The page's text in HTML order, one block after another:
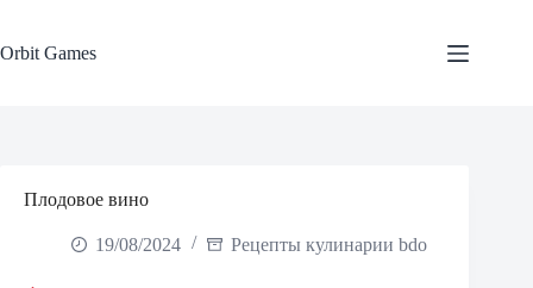
content
Orbit Games
Плодовое вино
19/08/2024 Рецепты кулинарии bdo